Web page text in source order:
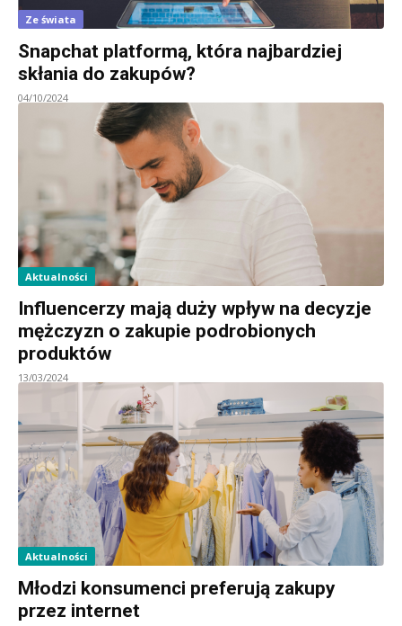
Ze świata
Snapchat platformą, która najbardziej
skłania do zakupów?
04/10/2024
Aktualności
Influencerzy mają duży wpływ na decyzje
mężczyzn o zakupie podrobionych
produktów
13/03/2024
Aktualności
Młodzi konsumenci preferują zakupy
przez internet